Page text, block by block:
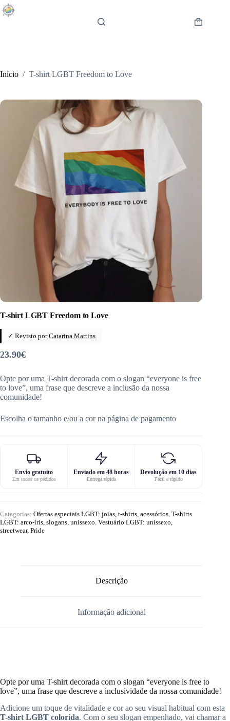
Pular
para
Carrinho
Início / T-shirt LGBT Freedom to Love
T-shirt LGBT Freedom to Love
✓ Revisto porCatarina Martins
23.90€
Opte por uma T-shirt decorada com o slogan “everyone is free
to love”, uma frase que descreve a inclusão da nossa
comunidade!
Escolha o tamanho e/ou a cor na página de pagamento
Envio gratuito
Em todos os pedidos
Enviado em 48 horas
Entrega rápida
Devolução em 10 dias
Fácil e rápido
Categorias: Ofertas especiais LGBT: joias, t-shirts, acessórios T-shirts
LGBT: arco-íris, slogans, unissexo Vestuário LGBT: unissexo,
streetwear, Pride
Descrição
Informação adicional
Opte por uma T-shirt decorada com o slogan “everyone is free to
love”, uma frase que descreve a inclusividade da nossa comunidade!
Adicione um toque de vitalidade e cor ao seu visual habitual com esta
T-shirt LGBT colorida. Com o seu slogan empenhado, vai chamar a